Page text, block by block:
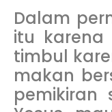
Dalam
itu karena
timbul
makan
pemikiran